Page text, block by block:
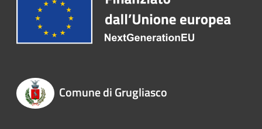
Comune di Grugliasco